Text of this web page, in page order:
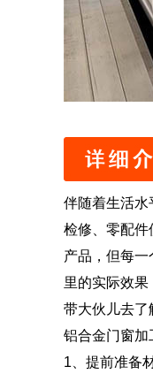
伴随着生活水
检修、零配件
产品，但每
里的实际效
带大伙儿去了
铝合金门窗加
1、提前准备